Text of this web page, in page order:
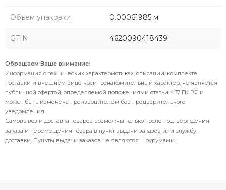
Объем упаковки 0.00061985 м
GTIN 4620090418439
Обращаем Ваше внимание:
Информация о технических характеристиках, описании, комплекте
поставки и внешнем виде носит ознакомительный характер, не является
публичной офертой, определяемой положениями статьи 437 ГК РФ и
может быть изменена производителем без предварительного
уведомления.
Самовывоз и доставка товаров возможны только после подтверждения
заказа и перемещения товара в пункт выдачи заказов или службу
доставки. Пункты выдачи заказов не являются шоурумами.